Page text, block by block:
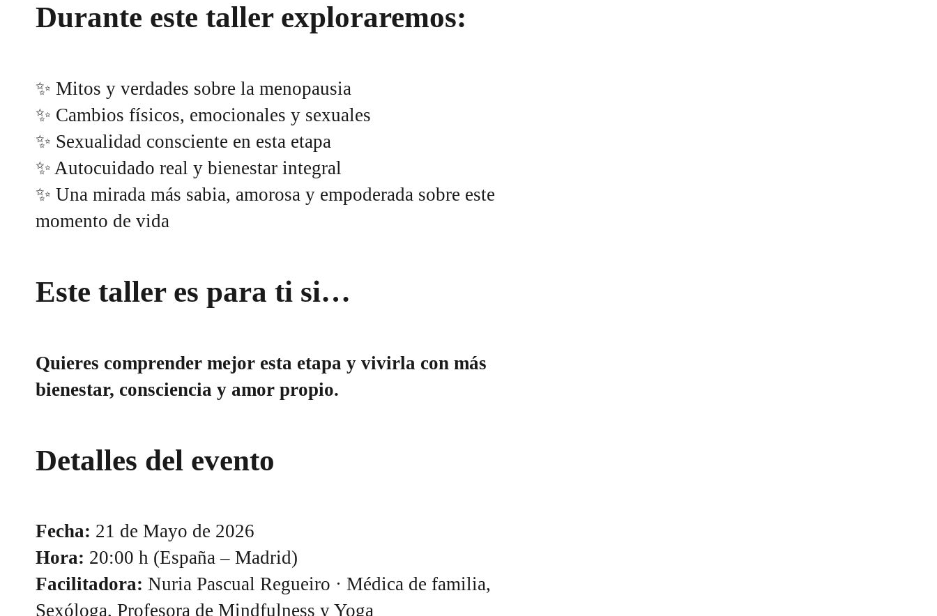
Durante este taller exploraremos:
✨ Mitos y verdades sobre la menopausia
✨ Cambios físicos, emocionales y sexuales
✨ Sexualidad consciente en esta etapa
✨ Autocuidado real y bienestar integral
✨ Una mirada más sabia, amorosa y empoderada sobre este
momento de vida
Este taller es para ti si…
Quieres comprender mejor esta etapa y vivirla con más
bienestar, consciencia y amor propio.
Detalles del evento
Fecha: 21 de Mayo de 2026
Hora: 20:00 h (España – Madrid)
Facilitadora: Nuria Pascual Regueiro · Médica de familia,
Sexóloga, Profesora de Mindfulness y Yoga